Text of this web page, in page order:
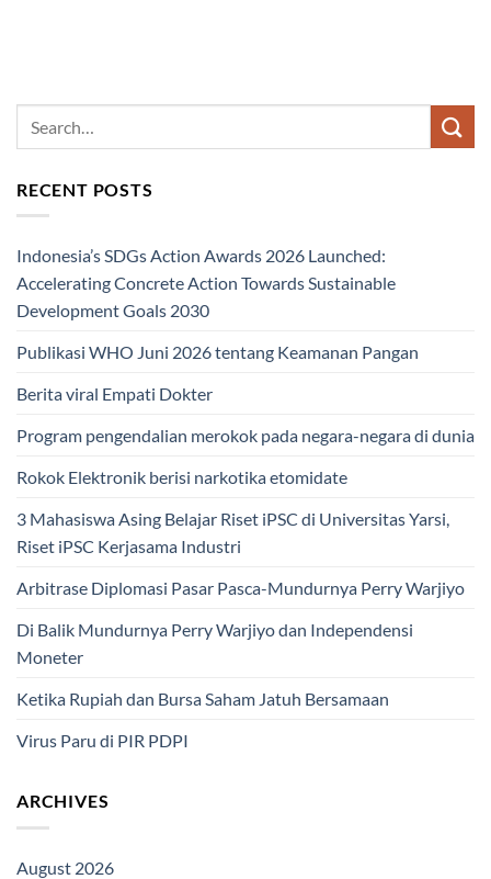
RECENT POSTS
Indonesia’s SDGs Action Awards 2026 Launched:
Accelerating Concrete Action Towards Sustainable
Development Goals 2030
Publikasi WHO Juni 2026 tentang Keamanan Pangan
Berita viral Empati Dokter
Program pengendalian merokok pada negara-negara di dunia
Rokok Elektronik berisi narkotika etomidate
3 Mahasiswa Asing Belajar Riset iPSC di Universitas Yarsi,
Riset iPSC Kerjasama Industri
Arbitrase Diplomasi Pasar Pasca-Mundurnya Perry Warjiyo
Di Balik Mundurnya Perry Warjiyo dan Independensi
Moneter
Ketika Rupiah dan Bursa Saham Jatuh Bersamaan
Virus Paru di PIR PDPI
ARCHIVES
August 2026